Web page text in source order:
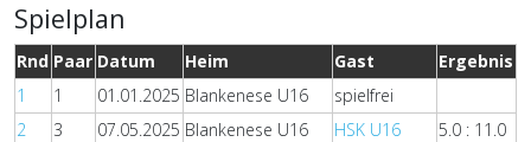
Spielplan
Rnd Paar Datum Heim Gast
Ergebnis
1
1 01.01.2025 Blankenese U16
spielfrei
2
3 07.05.2025 Blankenese U16 HSK U16 5.0 : 11.0